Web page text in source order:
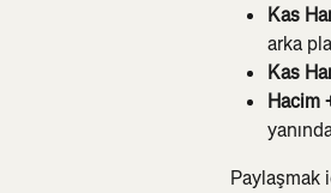
Kas
arka
Kas
Hacim
Paylaşmak